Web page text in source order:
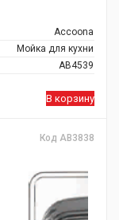
Accoona
Мойка для кухни
AB4539
В корзину
Код AB3838